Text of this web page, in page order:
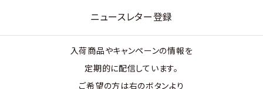
ニュースレター登録
入荷商品やキャンペーンの情報を
定期的に配信しています。
ご希望の方は右のボタンより